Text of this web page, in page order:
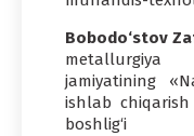
Bobodo‘stov
metallurgiya
jamiyatining
ishlab
boshlig‘i